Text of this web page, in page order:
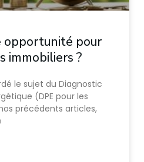
opportunité pour
immobiliers ?
le sujet du Diagnostic
(DPE pour les
précédents articles,